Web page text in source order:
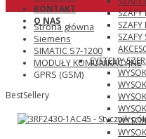
SZAFY
SYSTEMY
KONTAKT
O NAS
Strona główna
Siemens
SIMATIC S7-1200
MODUŁY KOMUNIKACYJNE
GPRS (GSM)
BestSellery